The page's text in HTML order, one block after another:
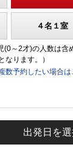
４名１室
(0～2才)の人数は含
なります。）
数予約したい場合は
出発日を